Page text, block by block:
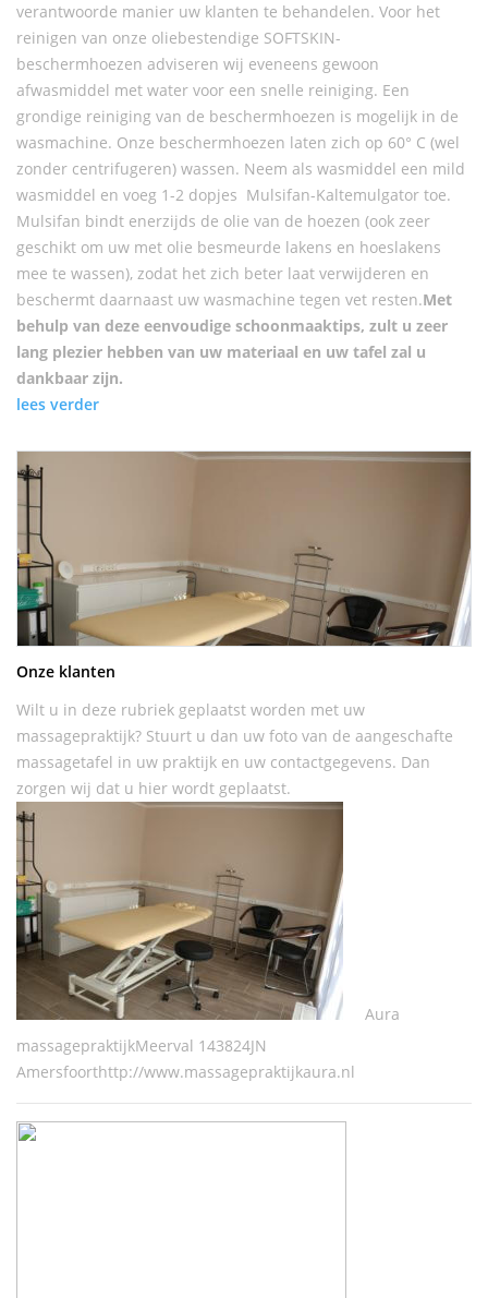
verantwoorde manier uw klanten te behandelen. Voor het
reinigen van onze oliebestendige SOFTSKIN-
beschermhoezen adviseren wij eveneens gewoon
afwasmiddel met water voor een snelle reiniging. Een
grondige reiniging van de beschermhoezen is mogelijk in de
wasmachine. Onze beschermhoezen laten zich op 60° C (wel
zonder centrifugeren) wassen. Neem als wasmiddel een mild
wasmiddel en voeg 1-2 dopjes Mulsifan-Kaltemulgator toe.
Mulsifan bindt enerzijds de olie van de hoezen (ook zeer
geschikt om uw met olie besmeurde lakens en hoeslakens
mee te wassen), zodat het zich beter laat verwijderen en
beschermt daarnaast uw wasmachine tegen vet resten.Met
behulp van deze eenvoudige schoonmaaktips, zult u zeer
lang plezier hebben van uw materiaal en uw tafel zal u
dankbaar zijn.
lees verder
Onze klanten
Wilt u in deze rubriek geplaatst worden met uw
massagepraktijk? Stuurt u dan uw foto van de aangeschafte
massagetafel in uw praktijk en uw contactgegevens. Dan
zorgen wij dat u hier wordt geplaatst.
Aura
massagepraktijkMeerval 143824JN
Amersfoorthttp://www.massagepraktijkaura.nl